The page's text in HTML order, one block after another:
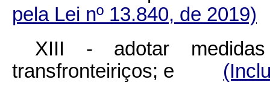
pela Lei nº 13.840, de 2019)
XIII - adotar
transfronteiriços; e